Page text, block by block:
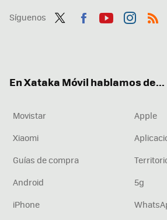
Síguenos
En Xataka Móvil hablamos de...
Movistar
Apple
Xiaomi
Guías de compra
Android
5g
iPhone